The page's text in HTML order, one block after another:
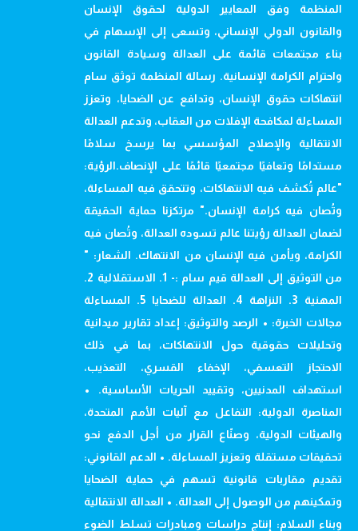
المنظمة وفق المعايير الدولية لحقوق الإنسان
والقانون الدولي الإنساني، وتسعى إلى الإسهام في
بناء مجتمعات قائمة على العدالة وسيادة القانون
واحترام الكرامة الإنسانية. رسالة المنظمة توثق سام
انتهاكات حقوق الإنسان، وتدافع عن الضحايا، وتعزز
المساءلة لمكافحة الإفلات من العقاب، وتدعم العدالة
الانتقالية والإصلاح المؤسسي بما يرسخ سلامًا
مستدامًا وتعافيًا مجتمعيًا قائمًا على الإنصاف.الرؤية:
"عالم تُكشف فيه الانتهاكات، وتتحقق فيه المساءلة،
وتُصان فيه كرامة الإنسان." مرتكزنا حماية الحقيقة
لضمان العدالة رؤيتنا عالم تسوده العدالة، وتُصان فيه
الكرامة، ويأمن فيه الإنسان من الانتهاك. الشعار: "
من التوثيق إلى العدالة قيم سام :- 1. الاستقلالية 2.
المهنية 3. النزاهة 4. العدالة للضحايا 5. المساءلة
مجالات الخبرة: • الرصد والتوثيق: إعداد تقارير ميدانية
وتحليلات حقوقية حول الانتهاكات، بما في ذلك
الاحتجاز التعسفي، الإخفاء القسري، التعذيب،
استهداف المدنيين، وتقييد الحريات الأساسية. •
المناصرة الدولية: التفاعل مع آليات الأمم المتحدة،
والهيئات الدولية، وصنّاع القرار من أجل الدفع نحو
تحقيقات مستقلة وتعزيز المساءلة. • الدعم القانوني:
تقديم مقاربات قانونية تسهم في حماية الضحايا
وتمكينهم من الوصول إلى العدالة. • العدالة الانتقالية
وبناء السلام: إنتاج دراسات ومبادرات تسلط الضوء